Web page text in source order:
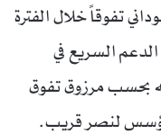
تفوقاً خلال الفترة
السريع في
بحسب مرزوق تفوق
يؤسس لنصر قريب.